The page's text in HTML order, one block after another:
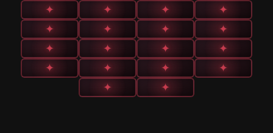
✦
✦ ✦
✦
✦
✦ ✦
✦
✦
✦ ✦
✦
✦
✦ ✦
✦
✦
✦